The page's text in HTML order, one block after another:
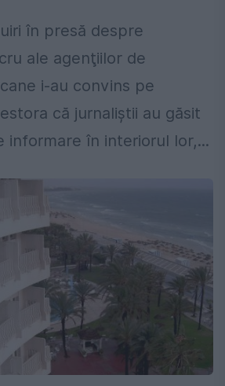
în presă despre
ale agenţiilor de
i-au convins pe
că jurnaliştii au găsit
informare în interiorul lor,...